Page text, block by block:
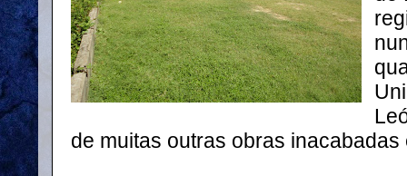
de muitas outras obras